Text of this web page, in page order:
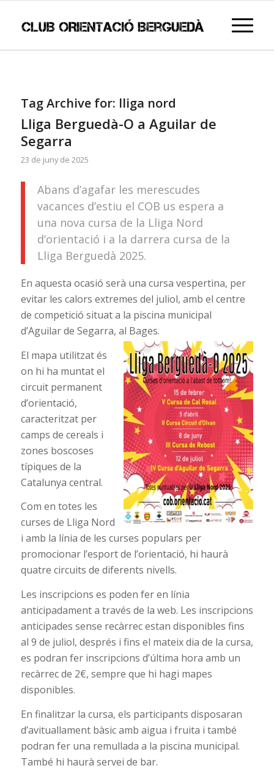
Tag Archive for: lliga nord
Lliga Berguedà-O a Aguilar de
Segarra
23 de juny de 2025
Abans d’agafar les merescudes
vacances d’estiu el COB us espera a
una nova cursa de la Lliga Nord
d’orientació i a la darrera cursa de la
Lliga Berguedà 2025.
En aquesta ocasió serà una cursa vespertina, per
evitar les calors extremes del juliol, amb el centre
de competició situat a la piscina municipal
d’Aguilar de Segarra, al Bages.
El mapa utilitzat és
on hi ha muntat el
circuit permanent
d’orientació,
caracteritzat per
camps de cereals i
zones boscoses
típiques de la
Catalunya central.
Com en totes les
curses de Lliga Nord
i amb la línia de les curses populars per
promocionar l’esport de l’orientació, hi haurà
quatre circuits de diferents nivells.
Les inscripcions es poden fer en línia
anticipadament a través de la web. Les inscripcions
anticipades sense recàrrec estan disponibles fins
al 9 de juliol, després i fins el mateix dia de la cursa,
es podran fer inscripcions d’última hora amb un
recàrrec de 2€, sempre que hi hagi mapes
disponibles.
En finalitzar la cursa, els participants disposaran
d’avituallament bàsic amb aigua i fruita i també
podran fer una remullada a la piscina municipal.
També hi haurà servei de bar.